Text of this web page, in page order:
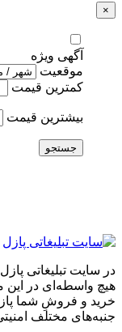
×
آگهی ویژه
موقعیت
کمترین قیمت
بیشترین قیمت
جستجو
در سایت تبلیغاتی
هیچ واسطه‌ای در این
خرید و فروشِ شما
جنبه‌های مختلف